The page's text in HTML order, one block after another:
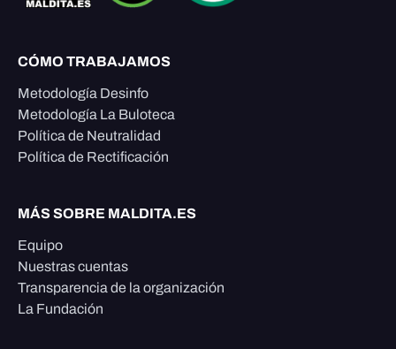
CÓMO TRABAJAMOS
Metodología Desinfo
Metodología La Buloteca
Política de Neutralidad
Política de Rectificación
MÁS SOBRE MALDITA.ES
Equipo
Nuestras cuentas
Transparencia de la organización
La Fundación